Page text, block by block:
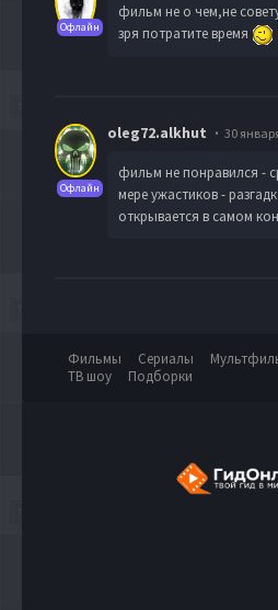
Офлайн
фильм не о чем,не
зря потратите время
Офлайн
oleg72.alkhut 30
фильм не понравился -
мере ужастиков -
открывается в самом
Фильмы Сериалы
ТВ шоу
Подборки